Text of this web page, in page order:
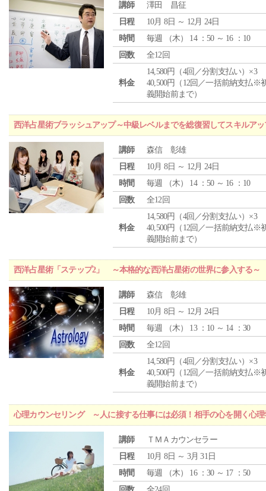
講師
澤田 昌征
日程
10月 8日 ～ 12月 24日
時間
毎週 （木） 14 ：50 ～ 16 ：10
回数
全12回
料金
14,580円（4回／分割支払い）×3
40,500円（12回／一括前納支払※
義開始前まで）
西洋占星術ブラッシュアップ～中級レベルまでを総復習してスキルア
講師
森信 彰雄
日程
10月 8日 ～ 12月 24日
時間
毎週 （木） 14 ：50 ～ 16 ：10
回数
全12回
料金
14,580円（4回／分割支払い）×3
40,500円（12回／一括前納支払※
義開始前まで）
西洋占星術「ステップ2」 ～本格的な西洋占星術の世界に参入する～
講師
森信 彰雄
日程
10月 8日 ～ 12月 24日
時間
毎週 （木） 13 ：10 ～ 14 ：30
回数
全12回
料金
14,580円（4回／分割支払い）×3
40,500円（12回／一括前納支払※
義開始前まで）
心理カウンセリング ～人に接する仕事には必須！相手の心を開く心理
講師
ＴＭＡカウンセラー
日程
10月 8日 ～ 3月 31日
時間
毎週 （木） 16 ：30 ～ 17 ：50